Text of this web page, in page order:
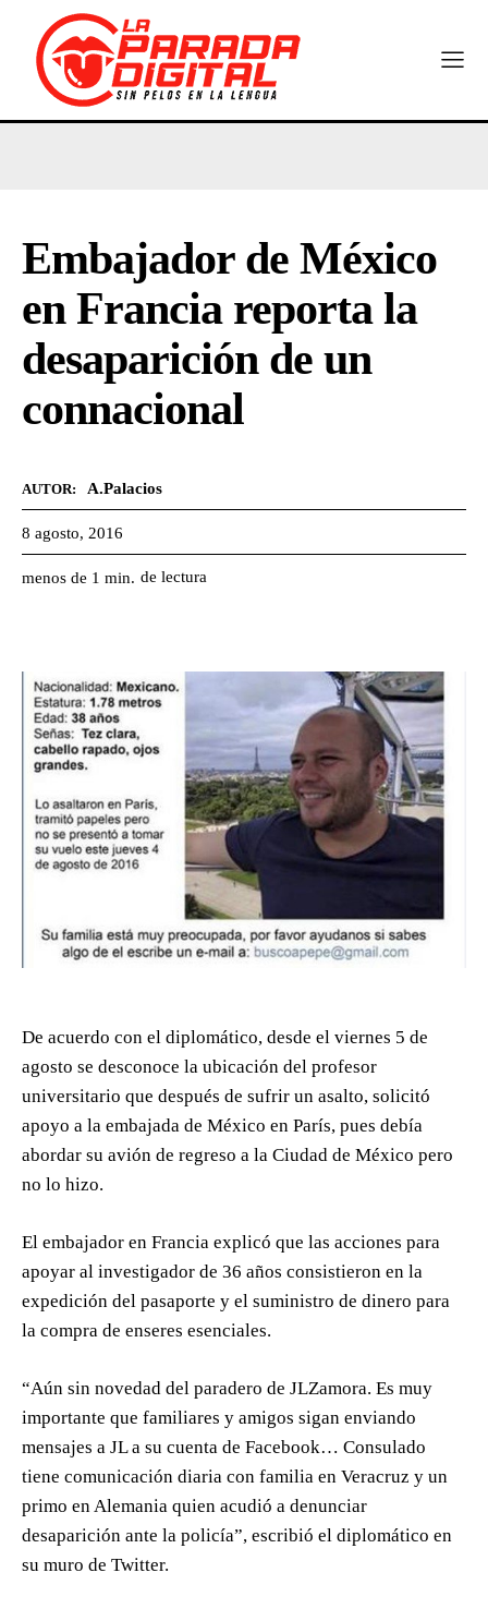
Embajador de México
en Francia reporta la
desaparición de un
connacional
AUTOR: A.Palacios
8 agosto, 2016
menos de 1 min. de lectura
De acuerdo con el diplomático, desde el viernes 5 de
agosto se desconoce la ubicación del profesor
universitario que después de sufrir un asalto, solicitó
apoyo a la embajada de México en París, pues debía
abordar su avión de regreso a la Ciudad de México pero
no lo hizo.
El embajador en Francia explicó que las acciones para
apoyar al investigador de 36 años consistieron en la
expedición del pasaporte y el suministro de dinero para
la compra de enseres esenciales.
“Aún sin novedad del paradero de JLZamora. Es muy
importante que familiares y amigos sigan enviando
mensajes a JL a su cuenta de Facebook… Consulado
tiene comunicación diaria con familia en Veracruz y un
primo en Alemania quien acudió a denunciar
desaparición ante la policía”, escribió el diplomático en
su muro de Twitter.